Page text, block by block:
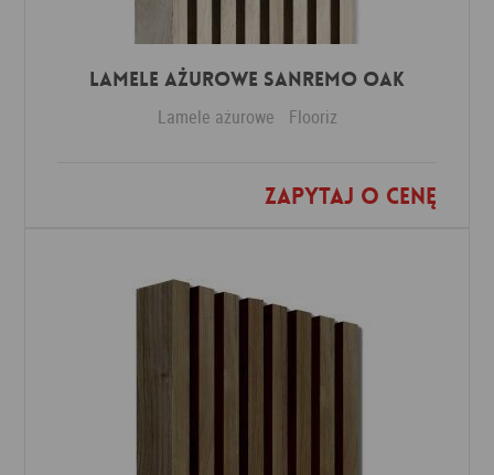
Lamele ażurowe Sanremo Oak
Lamele ażurowe Flooriz
Zapytaj o cenę
Dodaj do ulubionych